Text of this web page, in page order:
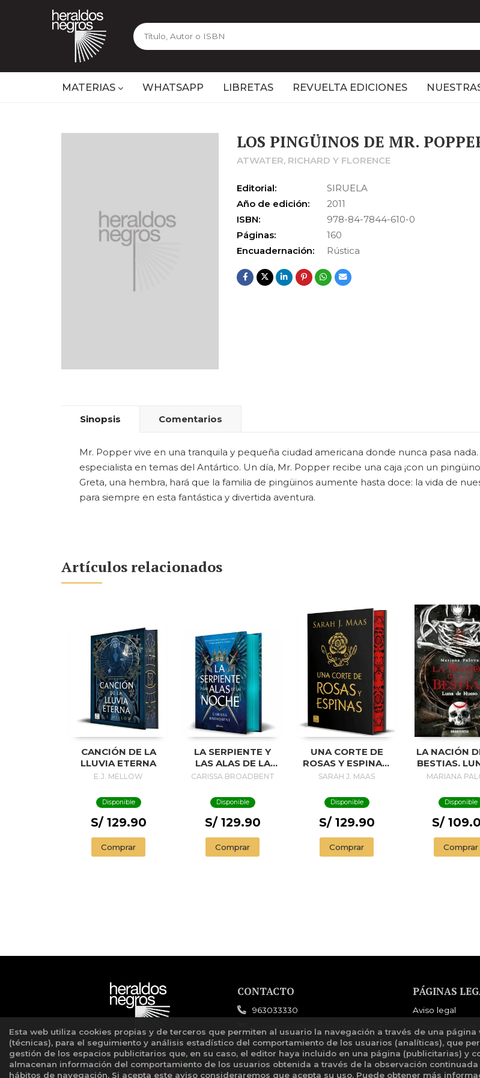
MATERIAS WHATSAPP LIBRETAS REVUELTA EDICIONES
LOS PINGÜINOS DE MR.
ATWATER, RICHARD Y FLORENCE
Editorial:
SIRUELA
Año de edición:
2011
ISBN:
978-84-7844-610-0
Páginas:
160
Encuadernación:
Rústica
Sinopsis Comentarios
Mr. Popper vive en una tranquila y pequeña ciudad americana donde nunca pasa
especialista en temas del Antártico. Un día, Mr. Popper recibe una caja ¡con un
Greta, una hembra, hará que la familia de pingüinos aumente hasta doce: la vida de
para siempre en esta fantástica y divertida aventura.
Artículos relacionados
CANCIÓN DE LA
LLUVIA ETERNA
E.J. MELLOW
Disponible
S/ 129.90
Comprar
LA SERPIENTE Y
LAS ALAS DE LA
NOCHE (EDICIÓN
CARISSA BROADBENT
Disponible
S/ 129.90
Comprar
UNA CORTE DE
ROSAS Y ESPINAS.
EDICIÓN ESPECIAL
SARAH J. MAAS
Disponible
S/ 129.90
Comprar
LA NACIÓN
BESTIAS.
HUESO
MARIANA
Disponible
S/
Comprar
CONTACTO
963033330
comercial1@heraldosnegros.com
Formulario de contacto
PÁGINAS
Aviso legal
Condiciones de
Política de
Política de
Configuración
Esta web utiliza cookies propias y de terceros que permiten al usuario la navegación a través de una página
(técnicas), para el seguimiento y análisis estadístico del comportamiento de los usuarios (analíticas), que
gestión de los espacios publicitarios que, en su caso, el editor haya incluido en una página (publicitarias) y
almacenan información del comportamiento de los usuarios obtenida a través de la observación continuada
hábitos de navegación. Si acepta este aviso consideraremos que acepta su uso. Puede obtener más